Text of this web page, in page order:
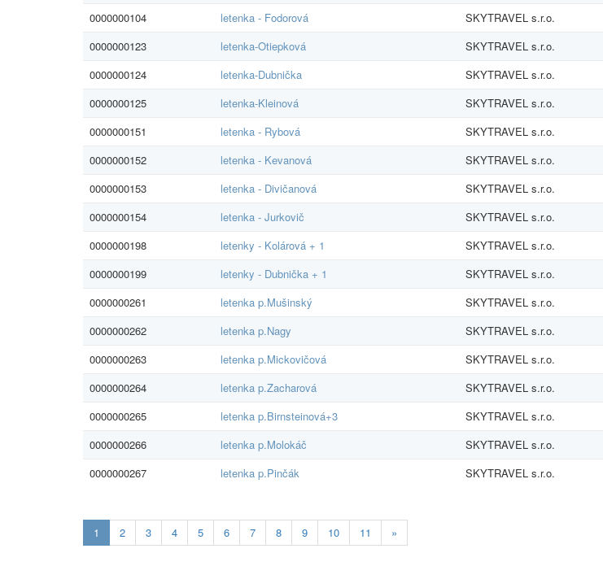
0000000104
letenka - Fodorová SKYTRAVEL s.r.o.
0000000123
letenka-Otiepková SKYTRAVEL s.r.o.
0000000124
letenka-Dubnička SKYTRAVEL s.r.o.
0000000125
letenka-Kleinová SKYTRAVEL s.r.o.
0000000151
letenka - Rybová SKYTRAVEL s.r.o.
0000000152
letenka - Kevanová SKYTRAVEL s.r.o.
0000000153
letenka - Divičanová SKYTRAVEL s.r.o.
0000000154
letenka - Jurkovič SKYTRAVEL s.r.o.
0000000198
letenky - Kolárová + 1 SKYTRAVEL s.r.o.
0000000199
letenky - Dubnička + 1 SKYTRAVEL s.r.o.
0000000261
letenka p.Mušinský SKYTRAVEL s.r.o.
0000000262
letenka p.Nagy SKYTRAVEL s.r.o.
0000000263
letenka p.Mickovičová SKYTRAVEL s.r.o.
0000000264
letenka p.Zacharová SKYTRAVEL s.r.o.
0000000265
letenka p.Birnsteinová+3 SKYTRAVEL s.r.o.
0000000266
letenka p.Molokáč SKYTRAVEL s.r.o.
0000000267
letenka p.Pinčák SKYTRAVEL s.r.o.
1 Aktualna-
stranka
2 3 4 5 6 7 8 9 10 11 »